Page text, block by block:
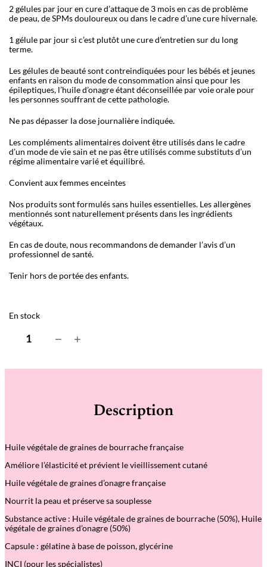
2 gélules par jour en cure d’attaque de 3 mois en cas de problème
de peau, de SPMs douloureux ou dans le cadre d’une cure hivernale.
1 gélule par jour si c’est plutôt une cure d’entretien sur du long
terme.
Les gélules de beauté sont contreindiquées pour les bébés et jeunes
enfants en raison du mode de consommation ainsi que pour les
épileptiques, l’huile d’onagre étant déconseillée par voie orale pour
les personnes souffrant de cette pathologie.
Ne pas dépasser la dose journalière indiquée.
Les compléments alimentaires doivent être utilisés dans le cadre
d’un mode de vie sain et ne pas être utilisés comme substituts d’un
régime alimentaire varié et équilibré.
Convient aux femmes enceintes
Nos produits sont formulés sans huiles essentielles. Les allergènes
mentionnés sont naturellement présents dans les ingrédients
végétaux.
En cas de doute, nous recommandons de demander l’avis d’un
professionnel de santé.
Tenir hors de portée des enfants.
En stock
t
l
l
s
O
n
a
g
r
e
B
− +
Description
Huile végétale de graines de bourrache française
Améliore l’élasticité et prévient le vieillissement cutané
Huile végétale de graines d’onagre française
Nourrit la peau et préserve sa souplesse
Substance active : Huile végétale de graines de bourrache (50%), Huile
végétale de graines d’onagre (50%)
Capsule : gélatine à base de poisson, glycérine
INCI (pour les spécialistes)